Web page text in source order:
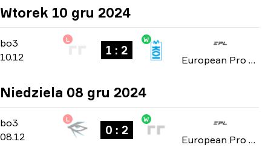
Wtorek 10 gru 2024
bo3 -bo3
10.12
L
1 : 2
W
European Pro League: Season 21 2024
Niedziela 08 gru 2024
bo3 -bo3
08.12
L
0 : 2
W
European Pro League: Season 21 2024